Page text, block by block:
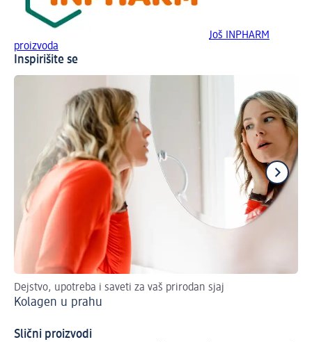
Još INPHARM
proizvoda
Inspirišite se
Dejstvo, upotreba i saveti za vaš prirodan sjaj
Kolagen u prahu
Slični proizvodi